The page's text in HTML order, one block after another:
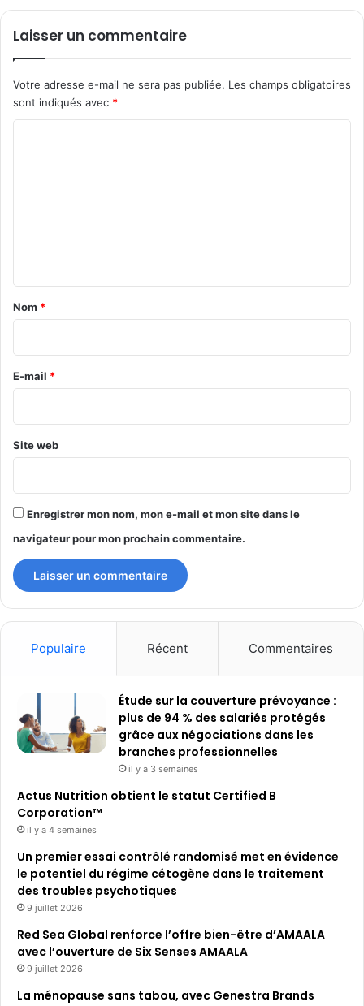
Laisser un commentaire
Votre adresse e-mail ne sera pas publiée. Les champs obligatoires
sont indiqués avec *
a
r
e
Nom *
E-mail *
Site web
Enregistrer mon nom, mon e-mail et mon site dans le
navigateur pour mon prochain commentaire.
Populaire Récent Commentaires
Étude sur la couverture prévoyance :
plus de 94 % des salariés protégés
grâce aux négociations dans les
branches professionnelles
il y a 3 semaines
Actus Nutrition obtient le statut Certified B
Corporation™
il y a 4 semaines
Un premier essai contrôlé randomisé met en évidence
le potentiel du régime cétogène dans le traitement
des troubles psychotiques
9 juillet 2026
Red Sea Global renforce l’offre bien-être d’AMAALA
avec l’ouverture de Six Senses AMAALA
9 juillet 2026
La ménopause sans tabou, avec Genestra Brands